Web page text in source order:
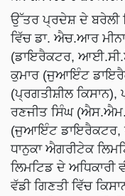
ਉੱਤਰ ਪ੍ਰਦੇਸ਼ ਦੇ ਬਰੇਲੀ
ਵਿੱਚ ਡਾ. ਐਚ.ਆਰ
(ਡਾਇਰੈਕਟਰ,
ਕੁਮਾਰ (ਜੁਆਇੰਟ
(ਪ੍ਰਗਤੀਸ਼ੀਲ
ਰਣਜੀਤ ਸਿੰਘ
(ਜੁਆਇੰਟ ਡਾਇਰੈਕਟਰ,
ਧਾਨੁਕਾ ਐਗਰੀਟੇਕ
ਲਿਮਟਿਡ ਦੇ
ਵੱਡੀ ਗਿਣਤੀ ਵਿੱਚ